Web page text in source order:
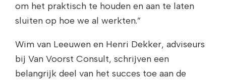
om het praktisch te houden en aan te laten
sluiten op hoe we al werkten.”
Wim van Leeuwen en Henri Dekker, adviseurs
bij Van Voorst Consult, schrijven een
belangrijk deel van het succes toe aan de